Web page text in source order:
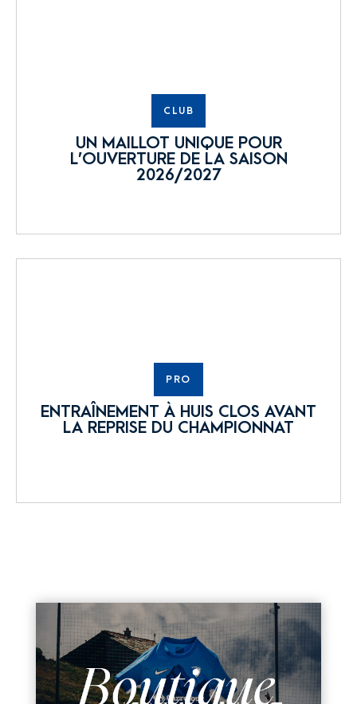
CLUB
UN MAILLOT UNIQUE POUR
L’OUVERTURE DE LA SAISON
2026/2027
PRO
ENTRAÎNEMENT À HUIS CLOS AVANT
LA REPRISE DU CHAMPIONNAT